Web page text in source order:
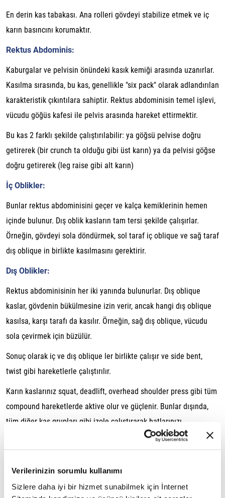
Verilerinizin sorumlu kullanımı
Sizlere daha iyi bir hizmet sunabilmek için İnternet
En derin kas tabakası. Ana rolleri gövdeyi stabilize etmek ve iç
karın basıncını korumaktır.
Rektus Abdominis:
Kaburgalar ve pelvisin önündeki kasık kemiği arasında uzanırlar.
Kasılma sırasında, bu kas, genellikle "six pack" olarak adlandırılan
karakteristik çıkıntılara sahiptir. Rektus abdominisin temel işlevi,
vücudu göğüs kafesi ile pelvis arasında hareket ettirmektir.
Bu kas 2 farklı şekilde çalıştırılabilir: ya göğsü pelvise doğru
getirerek (bir crunch ta olduğu gibi üst karın) ya da pelvisi göğse
doğru getirerek (leg raise gibi alt karın)
İç Oblikler:
Bunlar rektus abdominisini geçer ve kalça kemiklerinin hemen
içinde bulunur. Dış oblik kasların tam tersi şekilde çalışırlar.
Örneğin, gövdeyi sola döndürmek, sol taraf iç oblique ve sağ taraf
dış oblique in birlikte kasılmasını gerektirir.
Dış Oblikler:
Rektus abdominisinin her iki yanında bulunurlar. Dış oblique
kaslar, gövdenin bükülmesine izin verir, ancak hangi dış oblique
kasılsa, karşı tarafı da kasılır. Örneğin, sağ dış oblique, vücudu
sola çevirmek için büzülür.
Sonuç olarak iç ve dış oblique ler birlikte çalışır ve side bent,
twist gibi hareketlerle çalıştırılır.
Karın kaslarınız squat, deadlift, overhead shoulder press gibi tüm
compound hareketlerde aktive olur ve güçlenir. Bunlar dışında,
tüm diğer kas grupları gibi izole çalıştırarak hatlarınızı
düşürmeniz gerekir. Yağ tabakasının altında six packlerinizi
göremezsiniz. Bu yüzden sadece karın kaslarınızı çalıştırmanız